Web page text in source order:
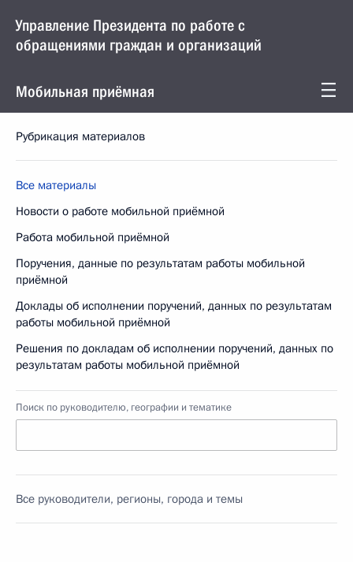
Управление Президента по работе с
обращениями граждан и организаций
Мобильная приёмная
Рубрикация материалов
Все материалы
Новости о работе мобильной приёмной
Работа мобильной приёмной
Поручения, данные по результатам работы мобильной
приёмной
Доклады об исполнении поручений, данных по результатам
работы мобильной приёмной
Решения по докладам об исполнении поручений, данных по
результатам работы мобильной приёмной
Поиск по руководителю, географии и тематике
Все руководители, регионы, города и темы